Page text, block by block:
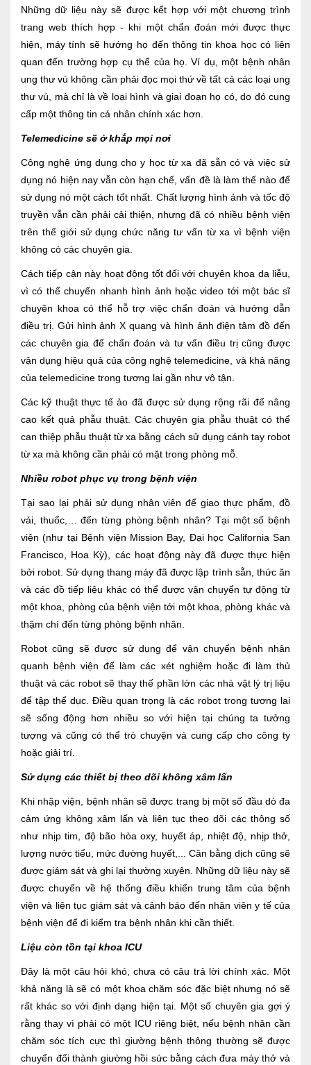
Những dữ liệu này sẽ được kết hợp với một chương trình
trang web thích hợp - khi một chẩn đoán mới được thực
hiện, máy tính sẽ hướng họ đến thông tin khoa học có liên
quan đến trường hợp cụ thể của họ. Ví dụ, một bệnh nhân
ung thư vú không cần phải đọc mọi thứ về tất cả các loại ung
thư vú, mà chỉ là về loại hình và giai đoạn họ có, do đó cung
cấp một thông tin cá nhân chính xác hơn.
Telemedicine sẽ ở khắp mọi nơi
Công nghệ ứng dụng cho y học từ xa đã sẵn có và việc sử
dụng nó hiện nay vẫn còn hạn chế, vấn đề là làm thế nào để
sử dụng nó một cách tốt nhất. Chất lượng hình ảnh và tốc độ
truyền vẫn cần phải cải thiện, nhưng đã có nhiều bệnh viện
trên thế giới sử dụng chức năng tư vấn từ xa vì bệnh viện
không có các chuyên gia.
Cách tiếp cận này hoạt động tốt đối với chuyên khoa da liễu,
vì có thể chuyển nhanh hình ảnh hoặc video tới một bác sĩ
chuyên khoa có thể hỗ trợ việc chẩn đoán và hướng dẫn
điều trị. Gửi hình ảnh X quang và hình ảnh điện tâm đồ đến
các chuyên gia để chẩn đoán và tư vấn điều trị cũng được
vận dụng hiệu quả của công nghệ telemedicine, và khả năng
của telemedicine trong tương lai gần như vô tận.
Các kỹ thuật thực tế ảo đã được sử dụng rộng rãi để nâng
cao kết quả phẫu thuật. Các chuyên gia phẫu thuật có thể
can thiệp phẫu thuật từ xa bằng cách sử dụng cánh tay robot
từ xa mà không cần phải có mặt trong phòng mỗ.
Nhiều robot phục vụ trong bệnh viện
Tại sao lại phải sử dụng nhân viên để giao thực phẩm, đồ
vải, thuốc,… đến từng phòng bệnh nhân? Tại một số bệnh
viện (như tại Bệnh viện Mission Bay, Đại học California San
Francisco, Hoa Kỳ), các hoạt động này đã được thực hiện
bởi robot. Sử dụng thang máy đã được lập trình sẵn, thức ăn
và các đồ tiếp liệu khác có thể được vận chuyển tự động từ
một khoa, phòng của bệnh viện tới một khoa, phòng khác và
thậm chí đến từng phòng bệnh nhân.
Robot cũng sẽ được sử dụng để vận chuyển bệnh nhân
quanh bệnh viện để làm các xét nghiệm hoặc đi làm thủ
thuật và các robot sẽ thay thế phần lớn các nhà vật lý trị liệu
để tập thể dục. Điều quan trọng là các robot trong tương lai
sẽ sống động hơn nhiều so với hiện tại chúng ta tưởng
tượng và cũng có thể trò chuyện và cung cấp cho công ty
hoặc giải trí.
Sử dụng các thiết bị theo dõi không xâm lấn
Khi nhập viện, bệnh nhân sẽ được trang bị một số đầu dò đa
cảm ứng không xâm lấn và liên tục theo dõi các thông số
như nhịp tim, độ bão hòa oxy, huyết áp, nhiệt độ, nhịp thở,
lượng nước tiểu, mức đường huyết,... Cân bằng dịch cũng sẽ
được giám sát và ghi lại thường xuyên. Những dữ liệu này sẽ
được chuyển về hệ thống điều khiển trung tâm của bệnh
viện và liên tục giám sát và cảnh báo đến nhân viên y tế của
bệnh viện để đi kiểm tra bệnh nhân khi cần thiết.
Liệu còn tồn tại khoa ICU
Đây là một câu hỏi khó, chưa có câu trả lời chính xác. Một
khả năng là sẽ có một khoa chăm sóc đặc biệt nhưng nó sẽ
rất khác so với định dạng hiện tại. Một số chuyên gia gợi ý
rằng thay vì phải có một ICU riêng biệt, nếu bệnh nhân cần
chăm sóc tích cực thì giường bệnh thông thường sẽ được
chuyển đổi thành giường hồi sức bằng cách đưa máy thở và